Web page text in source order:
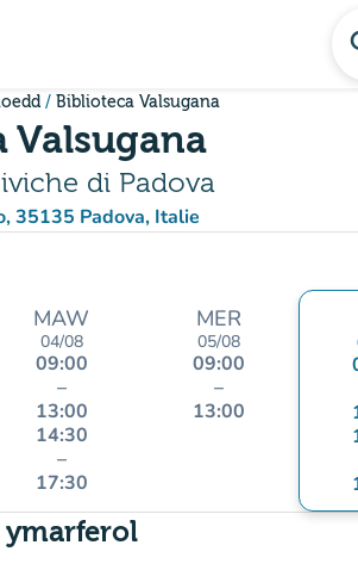
Biblioteca Valsugana
Valsugana
di Padova
35135 Padova, Italie
(agor yn Google Maps)
(tab newydd)
MAW
04/08
09:00
–
13:00
14:30
–
17:30
MER
05/08
09:00
–
13:00